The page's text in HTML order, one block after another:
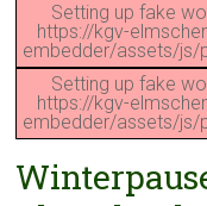
Setting up fake
https://kgv-
embedder/assets/js/
Setting up fake
https://kgv-
embedder/assets/js/